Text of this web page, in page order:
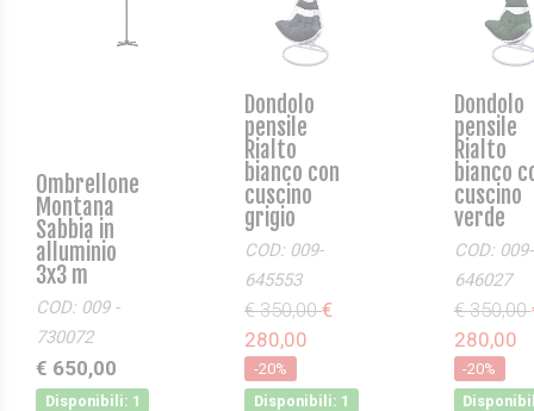
Ombrellone
Montana
Sabbia in
alluminio
3x3 m
COD: 009 -
730072
€ 650,00
Disponibili: 1
Dondolo
pensile
Rialto
bianco con
cuscino
grigio
COD: 009-
645553
€ 350,00€
280,00
-20%
Disponibili: 1
Dondolo
pensile
Rialto
bianco
cuscino
verde
COD: 009-
646027
€ 350,00
280,00
-20%